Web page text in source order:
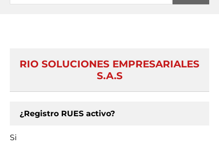
RIO SOLUCIONES EMPRESARIALES
S.A.S
¿Registro RUES activo?
Si